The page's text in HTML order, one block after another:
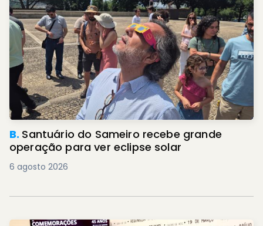
B. Santuário do Sameiro recebe grande
operação para ver eclipse solar
6 agosto 2026